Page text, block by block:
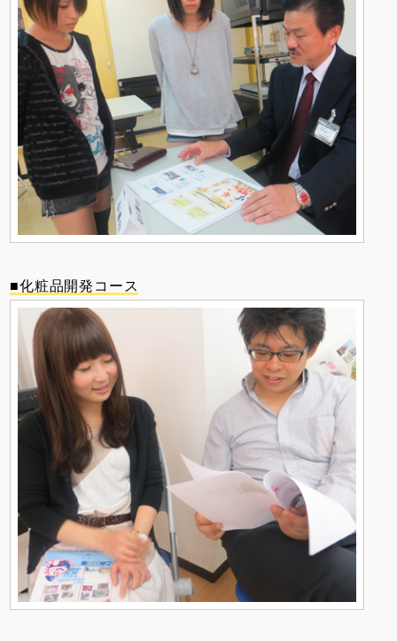
■化粧品開発コース